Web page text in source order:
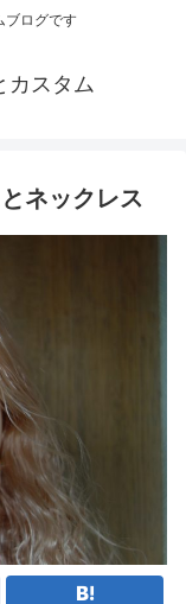
ブログです
カスタム
ネックレス